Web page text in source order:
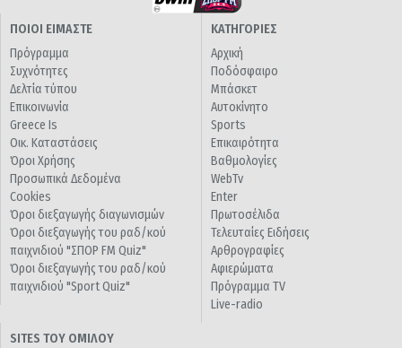
ΠΟΙΟΙ ΕΙΜΑΣΤΕ
Πρόγραμμα
Συχνότητες
Δελτία τύπου
Επικοινωνία
Greece Is
Οικ. Καταστάσεις
Όροι Χρήσης
Προσωπικά Δεδομένα
Cookies
Όροι διεξαγωγής διαγωνισμών
Όροι διεξαγωγής του ραδ/κού
παιχνιδιού "ΣΠΟΡ FM Quiz"
Όροι διεξαγωγής του ραδ/κού
παιχνιδιού "Sport Quiz"
ΚΑΤΗΓΟΡΙΕΣ
Αρχική
Ποδόσφαιρο
Μπάσκετ
Αυτοκίνητο
Sports
Επικαιρότητα
Βαθμολογίες
WebTv
Enter
Πρωτοσέλιδα
Τελευταίες Ειδήσεις
Αρθρογραφίες
Αφιερώματα
Πρόγραμμα TV
Live-radio
SITES ΤΟΥ ΟΜΙΛΟΥ